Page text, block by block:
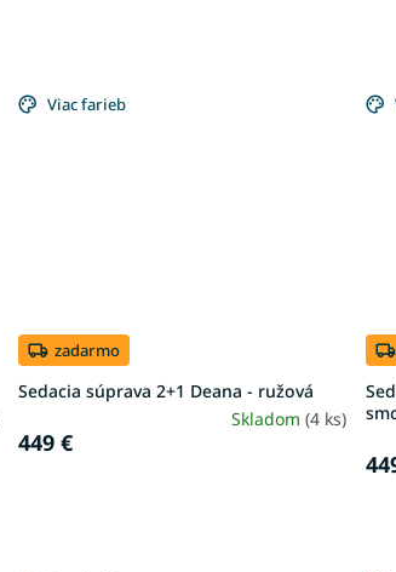
Viac farieb
zadarmo
Sedacia súprava 2+1 Deana - ružová
Skladom (4 ks)
449 €